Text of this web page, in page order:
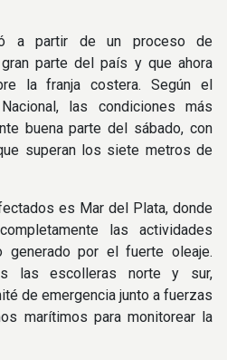
a partir de un proceso de
parte del país y que ahora
la franja costera. Según el
las condiciones más
buena parte del sábado, con
superan los siete metros de
es Mar del Plata, donde
las actividades
generado por el fuerte oleaje.
las escolleras norte y sur,
de emergencia junto a fuerzas
marítimos para monitorear la